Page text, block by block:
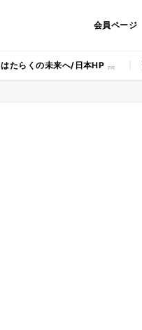
会員ページ
はたらくの未来へ/日本HP